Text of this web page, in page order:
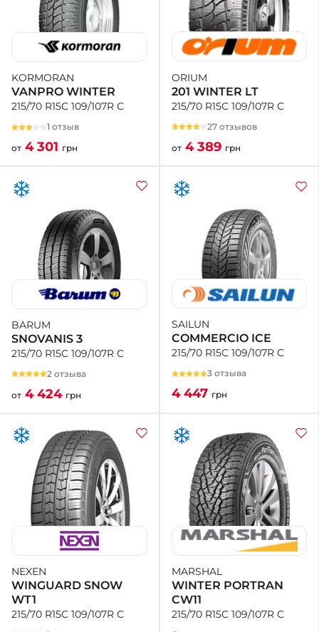
KORMORAN
VANPRO WINTER
215/70 R15C 109/107R C
1 отзыв
от 4 301 грн
ORIUM
201 WINTER LT
215/70 R15C 109/107R C
27 отзывов
от 4 389 грн
BARUM
SNOVANIS 3
215/70 R15C 109/107R C
2 отзыва
от 4 424 грн
SAILUN
COMMERCIO ICE
215/70 R15C 109/107R C
3 отзыва
4 447 грн
NEXEN
WINGUARD SNOW
WT1
215/70 R15C 109/107R C
MARSHAL
WINTER PORTRAN
CW11
215/70 R15C 109/107R C